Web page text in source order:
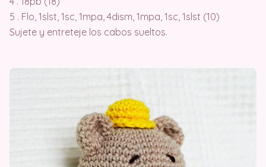
5 . Flo, 1slst, 1sc, 1mpa, 4dism, 1mpa, 1sc, 1slst (10)
Sujete y entreteje los cabos sueltos.